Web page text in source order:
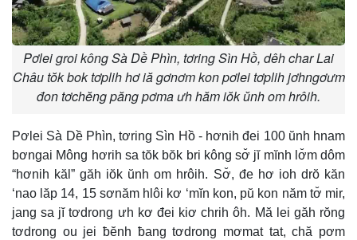
Pơlei groi kông Sà Dề Phìn, tơring Sìn Hồ, dêh char Lai
Châu tŏk bok tơplih hơ iă gơnơm kon pơlei tơplih jơhngơưm
đon tơchĕng păng pơma ưh hăm iŏk ŭnh om hrôih.
Pơlei Sà Dề Phìn, tơring Sìn Hồ - hơnih đei 100 ŭnh hnam
bơngai Mông hơrih sa tŏk bŏk bri kông sơ̆ jĭ mĭnh lơ̆m dôm
“hơnih kăl” găh iŏk ŭnh om hrôih. Sơ̆, đe hơ ioh drŏ kăn
‘nao lăp 14, 15 sơnăm hlôi kơ ‘mĭn kon, pŭ kon năm tơ̆ mir,
jang sa jĭ tơdrong ưh kơ đei kiơ chrih ôh. Mă lei găh rŏng
tơdrong ou jei ƀĕnh ƀang tơdrong mơmat tat, chă pơm